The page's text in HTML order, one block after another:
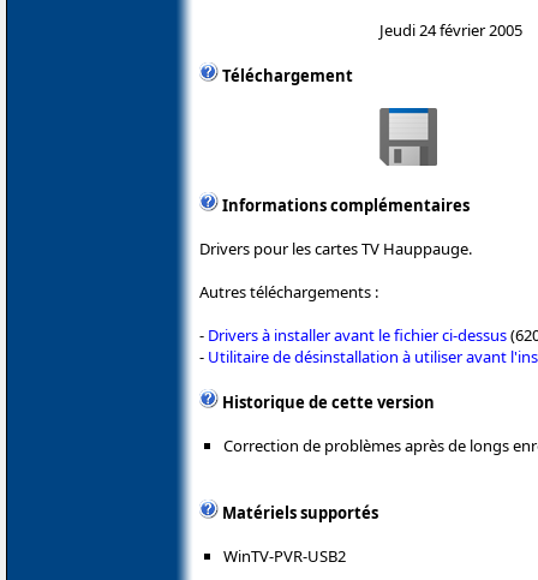
Jeudi 24 février 2005
Téléchargement
Informations complémentaires
Drivers pour les cartes TV Hauppauge.
Autres téléchargements :
- Drivers à installer avant le fichier ci-dessus
- Utilitaire de désinstallation à utiliser avant
Historique de cette version
Correction de problèmes après de longs
Matériels supportés
WinTV-PVR-USB2